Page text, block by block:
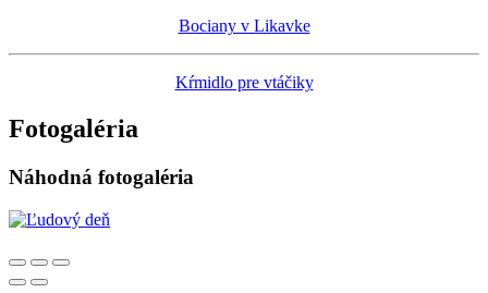
Bociany v Likavke
Kŕmidlo pre vtáčiky
Fotogaléria
Náhodná fotogaléria